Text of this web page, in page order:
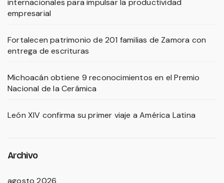
internacionales para impulsar la productividad
empresarial
Fortalecen patrimonio de 201 familias de Zamora con
entrega de escrituras
Michoacán obtiene 9 reconocimientos en el Premio
Nacional de la Cerámica
León XIV confirma su primer viaje a América Latina
Archivo
agosto 2026